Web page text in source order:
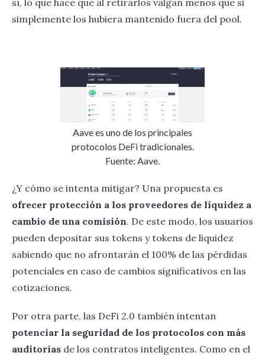
sí, lo que hace que al retirarlos valgan menos que si
simplemente los hubiera mantenido fuera del pool.
Aave es uno de los principales
protocolos DeFi tradicionales.
Fuente: Aave.
¿Y cómo se intenta mitigar? Una propuesta es
ofrecer protección a los proveedores de liquidez a
cambio de una comisión. De este modo, los usuarios
pueden depositar sus tokens y tokens de liquidez
sabiendo que no afrontarán el 100% de las pérdidas
potenciales en caso de cambios significativos en las
cotizaciones.
Por otra parte, las DeFi 2.0 también intentan
potenciar la seguridad de los protocolos con más
auditorías de los contratos inteligentes. Como en el